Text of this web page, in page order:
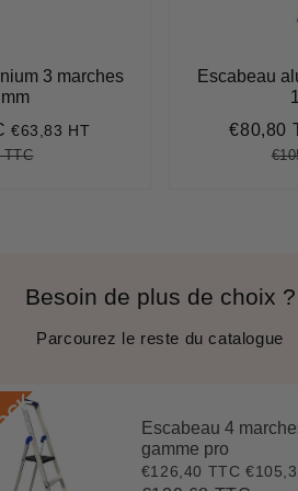
3 marches
€76,60
€63,83 HT
TTC€99,58
Escabeau
Prix
réduit
€80,80
Besoin de plus de choix ?
Parcourez le reste du catalogue
Escabeau 4
gamme pro
Prix
€126,40 TTC